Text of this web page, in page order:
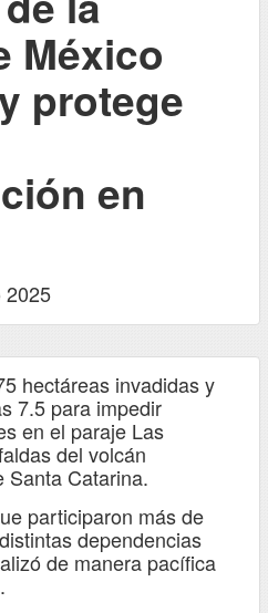
México
protege
en
2025
hectáreas invadidas y
7.5 para impedir
en el paraje Las
del volcán
Santa Catarina.
participaron más de
dependencias
de manera pacífica